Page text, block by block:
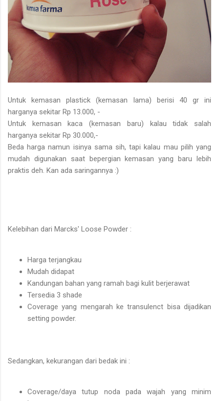
Untuk kemasan plastick (kemasan lama) berisi 40 gr ini
harganya sekitar Rp 13.000, -
Untuk kemasan kaca (kemasan baru) kalau tidak salah
harganya sekitar Rp 30.000,-
Beda harga namun isinya sama sih, tapi kalau mau pilih yang
mudah digunakan saat bepergian kemasan yang baru lebih
praktis deh. Kan ada saringannya :)
Kelebihan dari Marcks' Loose Powder :
Harga terjangkau
Mudah didapat
Kandungan bahan yang ramah bagi kulit berjerawat
Tersedia 3 shade
Coverage yang mengarah ke transulenct bisa dijadikan
setting powder.
Sedangkan, kekurangan dari bedak ini :
Coverage/daya tutup noda pada wajah yang minim